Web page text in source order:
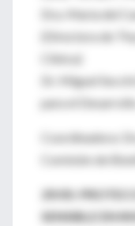
Dra. María del
(Directora de
Clínica)
Dr. Miguel
para el
Coordinadora:
Comisión de
29/05:
SENSIBLE EN